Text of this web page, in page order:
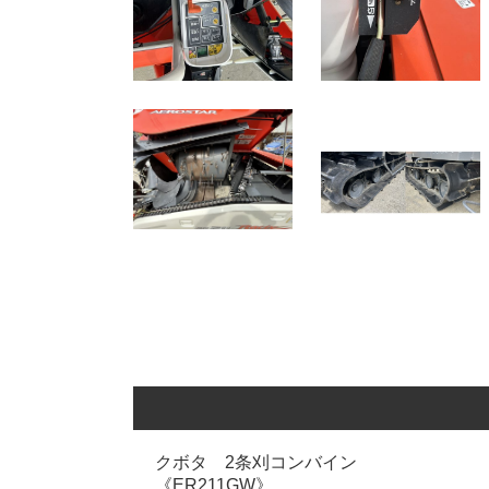
クボタ 2条刈コンバイン
《ER211GW》